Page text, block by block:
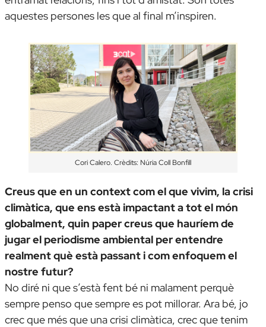
aquestes persones les que al final m’inspiren.
Cori Calero. Crèdits: Núria Coll Bonfill
Creus que en un context com el que vivim, la crisi
climàtica, que ens està impactant a tot el món
globalment, quin paper creus que hauríem de
jugar el periodisme ambiental per entendre
realment què està passant i com enfoquem el
nostre futur?
No diré ni que s’està fent bé ni malament perquè
sempre penso que sempre es pot millorar. Ara bé, jo
crec que més que una crisi climàtica, crec que tenim